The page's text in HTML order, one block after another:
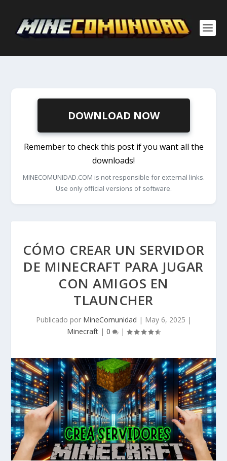
DOWNLOAD NOW
Remember to check this post if you want all the
downloads!
MINECOMUNIDAD.COM is not responsible for external links.
Use only official versions of software.
CÓMO CREAR UN SERVIDOR
DE MINECRAFT PARA JUGAR
CON AMIGOS EN
TLAUNCHER
Publicado por MineComunidad | May 6, 2025 |
Minecraft | 0 |